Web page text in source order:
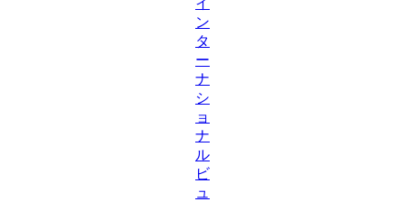
ン
タ
ー
ナ
シ
ョ
ナ
ル
ビ
ュ